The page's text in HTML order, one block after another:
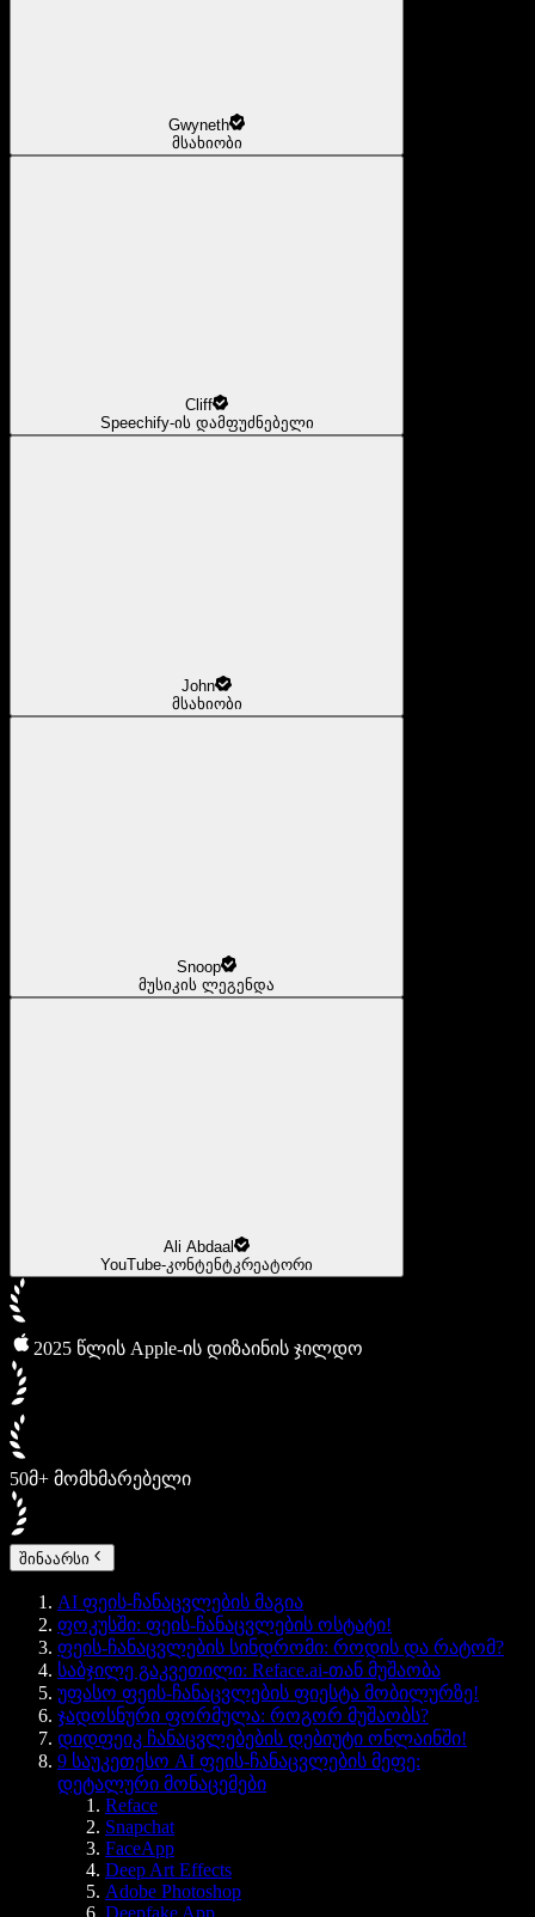
Gwyneth
მსახიობი
Cliff
Speechify-ის დამფუძნებელი
John
მსახიობი
Snoop
მუსიკის ლეგენდა
Ali Abdaal
YouTube-კონტენტკრეატორი
2025 წლის Apple-ის დიზაინის ჯილდო
50მ+ მომხმარებელი
შინაარსი
AI ფეის-ჩანაცვლების მაგია
ფოკუსში: ფეის-ჩანაცვლების ოსტატი!
ფეის-ჩანაცვლების სინდრომი: როდის და რატომ?
საბჯილე გაკვეთილი: Reface.ai-თან მუშაობა
უფასო ფეის-ჩანაცვლების ფიესტა მობილურზე!
ჯადოსნური ფორმულა: როგორ მუშაობს?
დიდფეიკ ჩანაცვლებების დებიუტი ონლაინში!
9 საუკეთესო AI ფეის-ჩანაცვლების მეფე:
დეტალური მონაცემები
Reface
Snapchat
FaceApp
Deep Art Effects
Adobe Photoshop
Deepfake App